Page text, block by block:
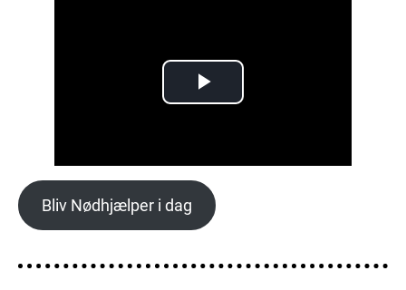
P
a
y
V
Bliv Nødhjælper i dag